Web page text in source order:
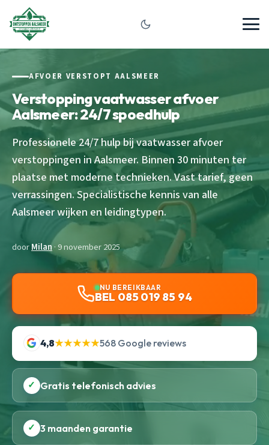
AFVOER VERSTOPT AALSMEER
Verstopping vaatwasser afvoer
Aalsmeer: 24/7 spoedhulp
Professionele 24/7 hulp bij vaatwasser afvoer
verstoppingen in Aalsmeer. Binnen 30 minuten ter
plaatse met moderne technieken. Vast tarief, geen
verrassingen. Specialistische kennis van alle
Aalsmeer wijken en leidingtypen.
doorMilan · 9 november 2025
NU BEREIKBAAR
BEL 085 019 85 94
4,8★★★★★568 Google reviews
✓ Gratis telefonisch advies
✓ 3 maanden garantie